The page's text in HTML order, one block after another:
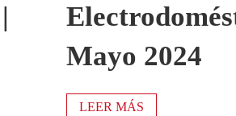
Mayo 2024
LEER MÁS